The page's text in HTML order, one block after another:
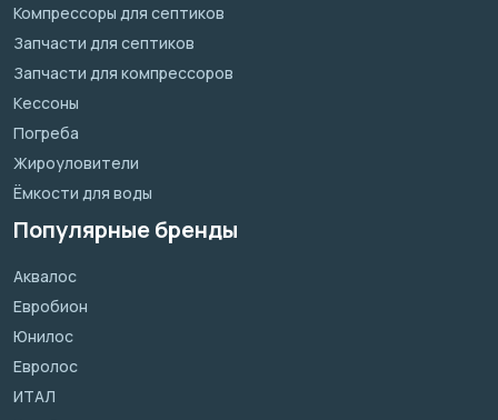
Компрессоры для септиков
Запчасти для септиков
Запчасти для компрессоров
Кессоны
Погреба
Жироуловители
Ёмкости для воды
Популярные бренды
Аквалос
Евробион
Юнилос
Евролос
ИТАЛ